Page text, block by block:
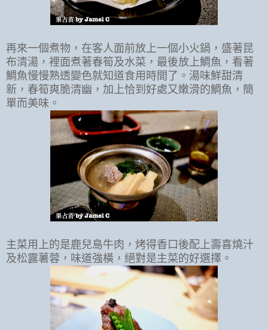
再來一個煮物，在客人面前放上一個小火鍋，盛著昆
布清湯，裡面煮著春筍及水菜，最後放上鯛魚，看著
鯛魚慢慢熟透變色就知道食用時間了。湯味鮮甜清
新，春筍爽脆清幽，加上恰到好處又嫩滑的鯛魚，簡
單而美味。
主菜用上的是鹿兒島牛肉，烤得香口後配上壽喜燒汁
及松露薯蓉，味道強橫，絕對是主菜的好選擇。